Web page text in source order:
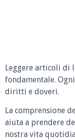
Leggere articoli di
fondamentale.
diritti e doveri.
La comprensione
aiuta a prendere
nostra vita